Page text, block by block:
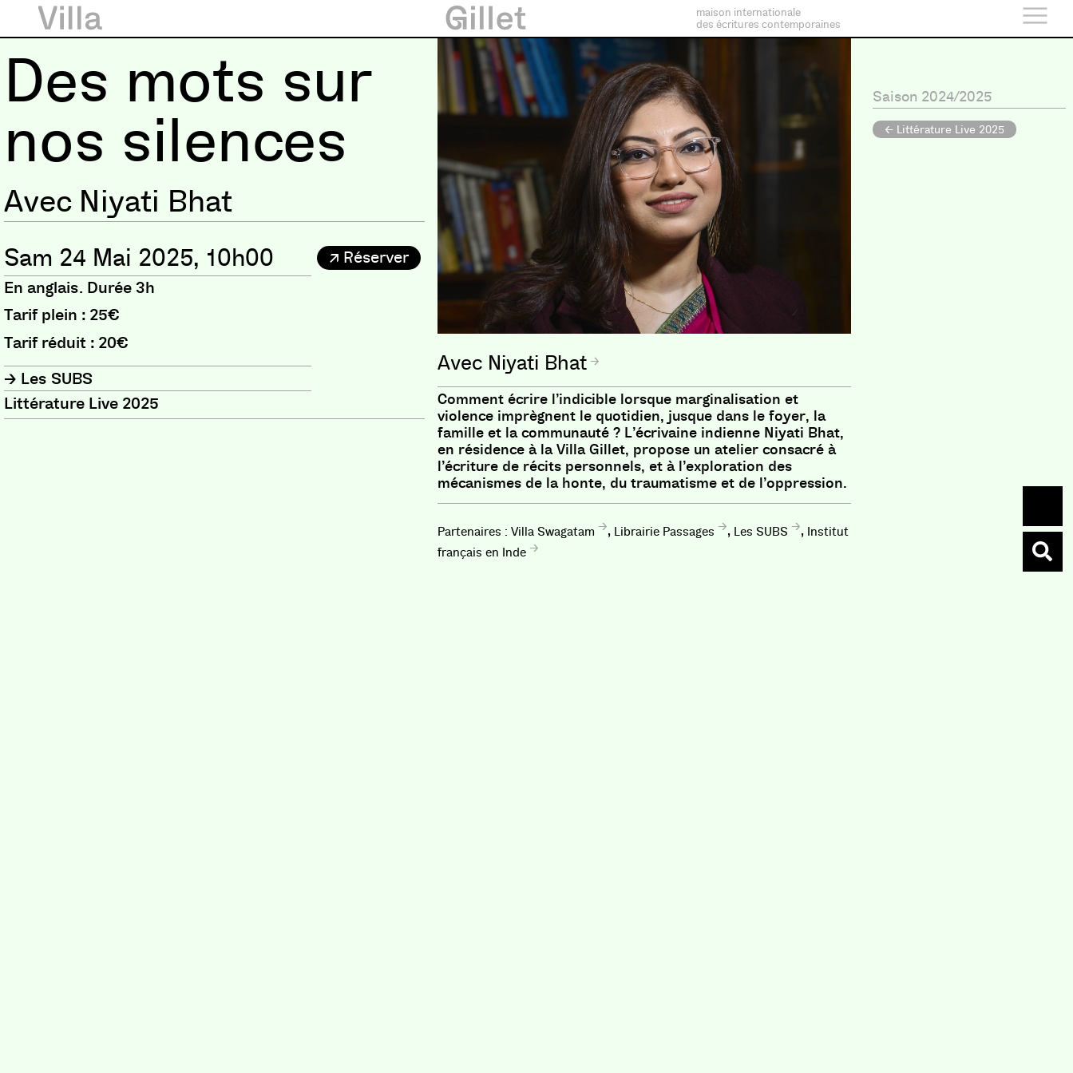
maison internationale
des écritures contemporaines
Des mots sur
nos silences
Avec Niyati Bhat
Sam 24 Mai 2025, 10h00 Réserver
En anglais. Durée 3h
Tarif plein : 25€
Tarif réduit : 20€
Les SUBS
Littérature Live 2025
Niyati Bhat
Comment écrire l’indicible lorsque marginalisation et
violence imprègnent le quotidien, jusque dans le foyer, la
famille et la communauté ? L’écrivaine indienne Niyati Bhat,
en résidence à la Villa Gillet, propose un atelier consacré à
l’écriture de récits personnels,et à l’exploration des
mécanismes de la honte, du traumatisme et de l’oppression.
Villa Swagatam , Librairie Passages , Les SUBS , Institut
français en Inde
Saison 2024/2025
← Littérature Live 2025